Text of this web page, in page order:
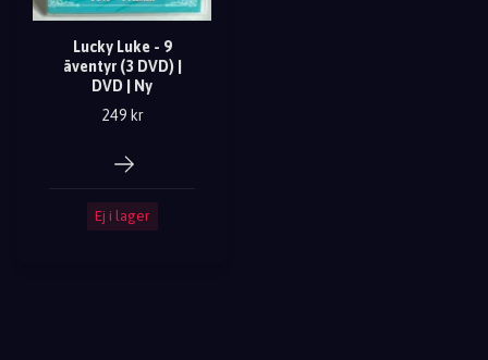
Lucky Luke - 9
äventyr (3 DVD) |
DVD | Ny
249 kr
Ej i lager